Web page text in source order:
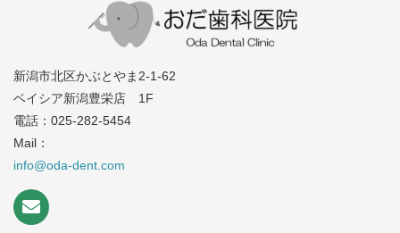
新潟市北区かぶとやま2-1-62
ベイシア新潟豊栄店 1F
電話：025-282-5454
Mail：
info@oda-dent.com